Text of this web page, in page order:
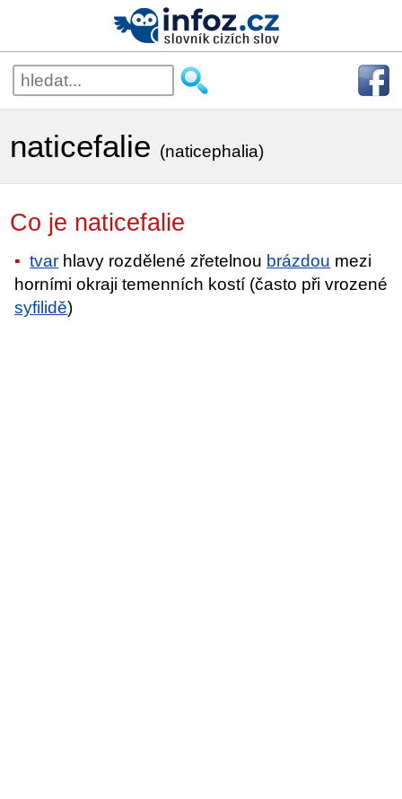
naticefalie (naticephalia)
Co je naticefalie
tvar hlavy rozdělené zřetelnou brázdou mezi
horními okraji temenních kostí (často při vrozené
syfilidě)